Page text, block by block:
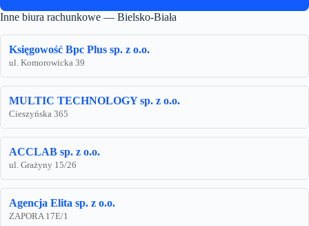
Inne biura rachunkowe — Bielsko-Biała
Księgowość Bpc Plus sp. z o.o.
ul. Komorowicka 39
MULTIC TECHNOLOGY sp. z o.o.
Cieszyńska 365
ACCLAB sp. z o.o.
ul. Grażyny 15/26
Agencja Elita sp. z o.o.
ZAPORA 17E/1